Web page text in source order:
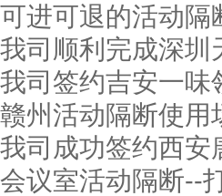
可进可退的活动隔
我司顺利完成深圳
我司签约吉安一味
赣州活动隔断使用
我司成功签约西安
会议室活动隔断--